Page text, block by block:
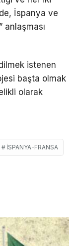
İspanya ve
anlaşması
istenen
başta olmak
olarak
İSPANYA-FRANSA